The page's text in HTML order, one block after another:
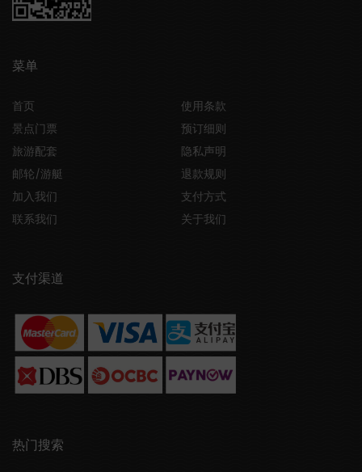
菜单
首页
使用条款
景点门票
预订细则
旅游配套
隐私声明
邮轮/游艇
退款规则
加入我们
支付方式
联系我们
关于我们
支付渠道
热门搜索